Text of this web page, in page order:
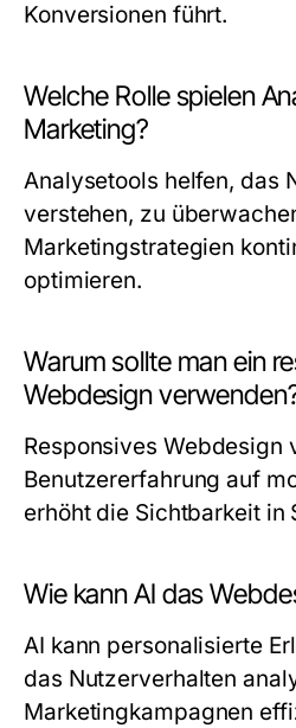
Konversionen führt.
Welche Rolle spielen
Marketing?
Analysetools helfen, das
verstehen, zu
Marketingstrategien
optimieren.
Warum sollte man ein
Webdesign
Responsives Webdesign
Benutzererfahrung auf
erhöht die Sichtbarkeit in
Wie kann AI das
AI kann personalisierte
das Nutzerverhalten
Marketingkampagnen